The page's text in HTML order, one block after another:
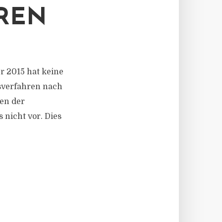
2015 hat keine
nach
der
nicht vor. Dies